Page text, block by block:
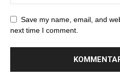
Save my name, email, and
next time I comment.